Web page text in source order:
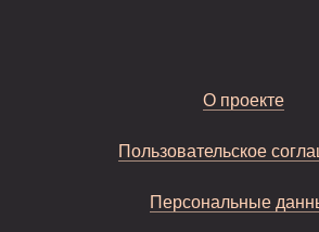
О проекте
Пользовательское
Персональные